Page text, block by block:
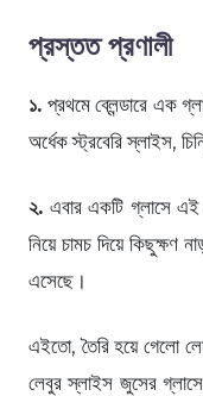
প্রস্তত প্রণালী
১.প্রথমে ব্লেন্ডারে এক
অর্ধেক স্ট্রবেরি স্লাইস,
২. এবার একটি গ্লাসে এই
নিয়ে চামচ দিয়ে কিছুক্ষণ
এসেছে।
এইতো, তৈরি হয়ে গেলো
লেবুর স্লাইস জুসের